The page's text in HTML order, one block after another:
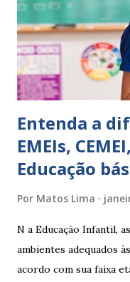
conceitos, está em
Apresenta dificuldades
Ainda não desenvolveu
ambiente...
Entenda a
EMEIs,
Educação
Por Matos Lima
N a Educação Infantil,
ambientes adequados
acordo com sua faixa